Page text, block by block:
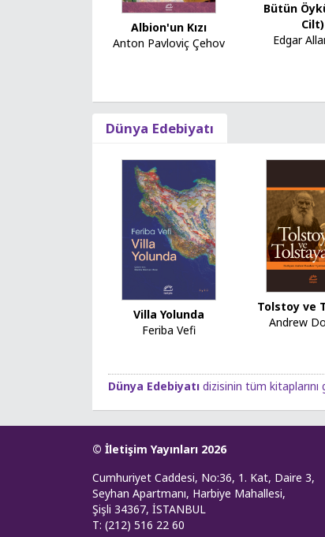
Albion'un Kızı
Anton Pavloviç Çehov
Bütün
Cilt)
Edgar
Dünya Edebiyatı
Villa Yolunda
Feriba Vefi
Tolstoy ve
Andrew
Dünya Edebiyatı dizisinin tüm kitaplarını
© İletişim Yayınları 2026
Cumhuriyet Caddesi, No:36, 1. Kat, Daire 3,
Seyhan Apartmanı, Harbiye Mahallesi,
Şişli 34367, İSTANBUL
T: (212) 516 22 60